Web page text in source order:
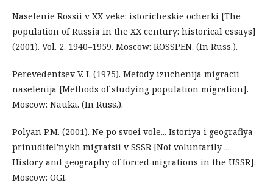
Naselenie Rossii v XX veke: istoricheskie ocherki [The
population of Russia in the XX century: historical essays]
(2001). Vol. 2. 1940–1959. Moscow: ROSSPEN. (In Russ.).
Perevedentsev V. I. (1975). Metody izuchenija migracii
naselenija [Methods of studying population migration].
Moscow: Nauka. (In Russ.).
Polyan P.M. (2001). Ne po svoei vole... Istoriya i geografiya
prinuditel'nykh migratsii v SSSR [Not voluntarily ...
History and geography of forced migrations in the USSR].
Мoscow: OGI.